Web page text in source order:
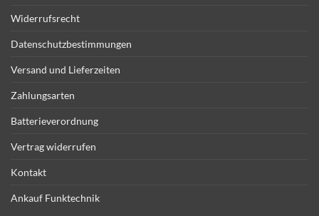
Widerrufsrecht
Datenschutzbestimmungen
Versand und Lieferzeiten
Zahlungsarten
Batterieverordnung
Vertrag widerrufen
Kontakt
Ankauf Funktechnik